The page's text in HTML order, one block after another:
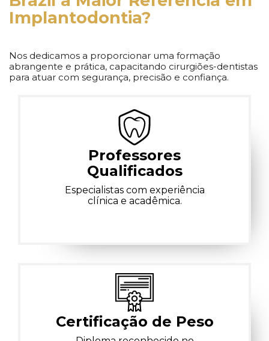
Implantodontia?
Nos dedicamos a proporcionar uma formação
abrangente e prática, capacitando cirurgiões-dentistas
para atuar com segurança, precisão e confiança.
Professores
Qualificados
Especialistas com experiência
clínica e acadêmica.
Certificação de Peso